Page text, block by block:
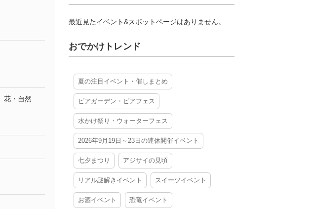
花・自然
最近見たイベント&スポットページはありません。
おでかけトレンド
夏の注目イベント・催しまとめ
ビアガーデン・ビアフェス
水かけ祭り・ウォーターフェス
2026年9月19日～23日の連休開催イベント
七夕まつり アジサイの見頃
リアル謎解きイベント スイーツイベント
お酒イベント 恐竜イベント